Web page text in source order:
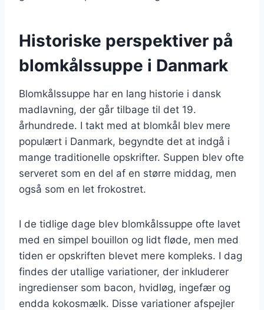
Historiske perspektiver på
blomkålssuppe i Danmark
Blomkålssuppe har en lang historie i dansk
madlavning, der går tilbage til det 19.
århundrede. I takt med at blomkål blev mere
populært i Danmark, begyndte det at indgå i
mange traditionelle opskrifter. Suppen blev ofte
serveret som en del af en større middag, men
også som en let frokostret.
I de tidlige dage blev blomkålssuppe ofte lavet
med en simpel bouillon og lidt fløde, men med
tiden er opskriften blevet mere kompleks. I dag
findes der utallige variationer, der inkluderer
ingredienser som bacon, hvidløg, ingefær og
endda kokosmælk. Disse variationer afspejler